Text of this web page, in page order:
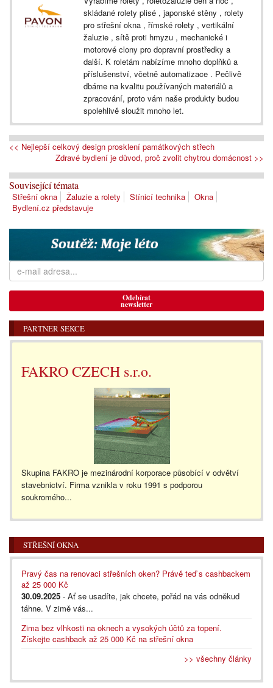
skládané rolety plisé , japonské stěny , rolety
pro střešní okna , římské rolety , vertikální
žaluzie , sítě proti hmyzu , mechanické i
motorové clony pro dopravní prostředky a
další. K roletám nabízíme mnoho doplňků a
příslušenství, včetně automatizace . Pečlivě
dbáme na kvalitu používaných materiálů a
zpracování, proto vám naše produkty budou
spolehlivě sloužit mnoho let.
<< Nejlepší celkový design prosklení památkových střech
Zdravé bydlení je důvod, proč zvolit chytrou domácnost >>
Související témata
Střešní okna Žaluzie a rolety Stínicí technika
Okna
Bydlení.cz představuje
Odebírat
newsletter
PARTNER SEKCE
FAKRO CZECH s.r.o.
Skupina FAKRO je mezinárodní korporace působící v odvětví
stavebnictví. Firma vznikla v roku 1991 s podporou
soukromého...
STŘEŠNÍ OKNA
Pravý čas na renovaci střešních oken? Právě teď s cashbackem
až 25 000 Kč
30.09.2025 - Ať se usadíte, jak chcete, pořád na vás odněkud
táhne. V zimě vás...
Zima bez vlhkosti na oknech a vysokých účtů za topení.
Získejte cashback až 25 000 Kč na střešní okna
>> všechny články